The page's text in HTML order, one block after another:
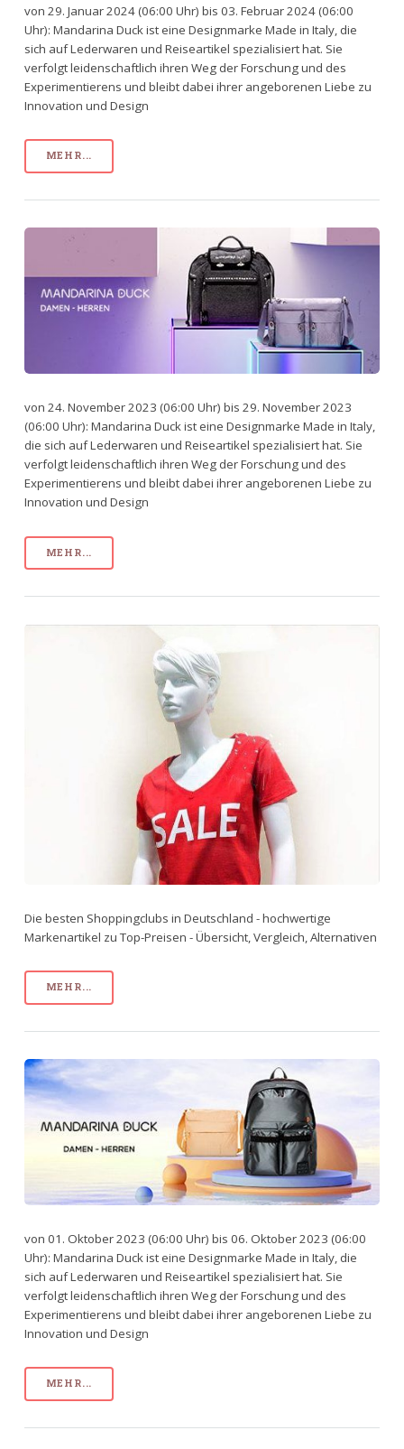
von 29. Januar 2024 (06:00 Uhr) bis 03. Februar 2024 (06:00
Uhr): Mandarina Duck ist eine Designmarke Made in Italy, die
sich auf Lederwaren und Reiseartikel spezialisiert hat. Sie
verfolgt leidenschaftlich ihren Weg der Forschung und des
Experimentierens und bleibt dabei ihrer angeborenen Liebe zu
Innovation und Design
MEHR...
von 24. November 2023 (06:00 Uhr) bis 29. November 2023
(06:00 Uhr): Mandarina Duck ist eine Designmarke Made in Italy,
die sich auf Lederwaren und Reiseartikel spezialisiert hat. Sie
verfolgt leidenschaftlich ihren Weg der Forschung und des
Experimentierens und bleibt dabei ihrer angeborenen Liebe zu
Innovation und Design
MEHR...
Die besten Shoppingclubs in Deutschland - hochwertige
Markenartikel zu Top-Preisen - Übersicht, Vergleich, Alternativen
MEHR...
von 01. Oktober 2023 (06:00 Uhr) bis 06. Oktober 2023 (06:00
Uhr): Mandarina Duck ist eine Designmarke Made in Italy, die
sich auf Lederwaren und Reiseartikel spezialisiert hat. Sie
verfolgt leidenschaftlich ihren Weg der Forschung und des
Experimentierens und bleibt dabei ihrer angeborenen Liebe zu
Innovation und Design
MEHR...